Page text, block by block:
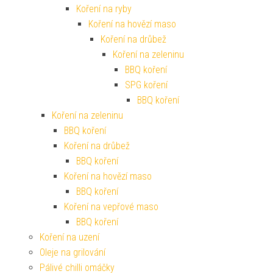
Koření na ryby
Koření na hovězí maso
Koření na drůbež
Koření na zeleninu
BBQ koření
SPG koření
BBQ koření
Koření na zeleninu
BBQ koření
Koření na drůbež
BBQ koření
Koření na hovězí maso
BBQ koření
Koření na vepřové maso
BBQ koření
Koření na uzení
Oleje na grilování
Pálivé chilli omáčky